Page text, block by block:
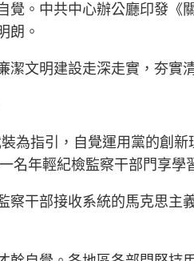
覺。中共中心辦公廳印發
朗。
潔文明建設走深走實，夯
為指引，自覺運用黨的創
名年輕紀檢監察干部門享學
察干部接收系統的馬克思